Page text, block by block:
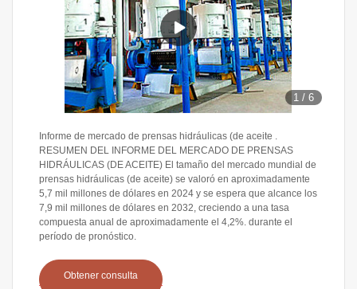
1 /6
Informe de mercado de prensas hidráulicas (de aceite .
RESUMEN DEL INFORME DEL MERCADO DE PRENSAS
HIDRÁULICAS (DE ACEITE) El tamaño del mercado mundial de
prensas hidráulicas (de aceite) se valoró en aproximadamente
5,7 mil millones de dólares en 2024 y se espera que alcance los
7,9 mil millones de dólares en 2032, creciendo a una tasa
compuesta anual de aproximadamente el 4,2%. durante el
período de pronóstico.
Obtener consulta